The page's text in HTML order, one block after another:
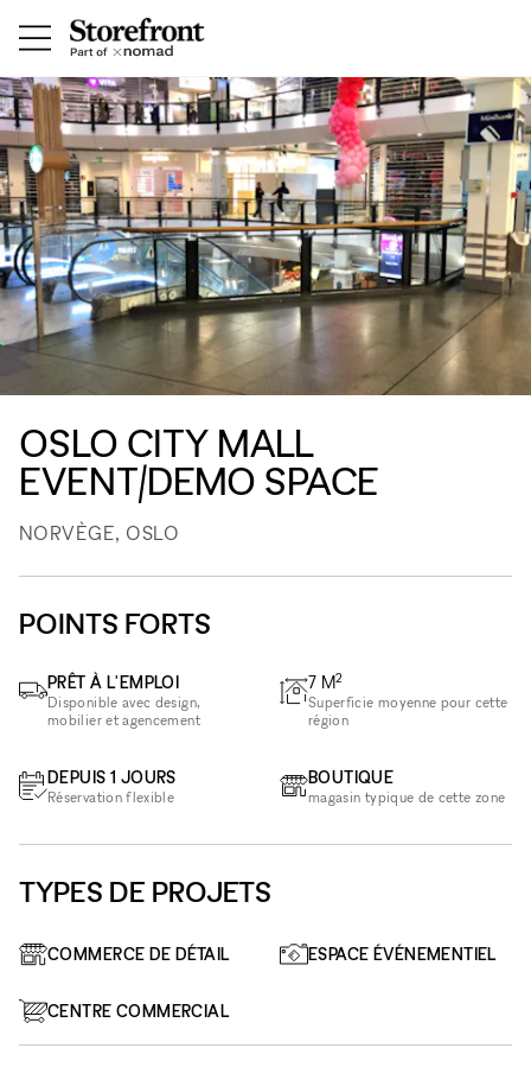
OSLO CITY MALL
EVENT/DEMO SPACE
NORVÈGE, OSLO
POINTS FORTS
PRÊT À L'EMPLOI
Disponible avec design,
mobilier et agencement
DEPUIS 1 JOURS
Réservation flexible
7 M2
Superficie moyenne pour cette
région
BOUTIQUE
magasin typique de cette zone
TYPES DE PROJETS
COMMERCE DE DÉTAIL ESPACE ÉVÉNEMENTIEL
CENTRE COMMERCIAL